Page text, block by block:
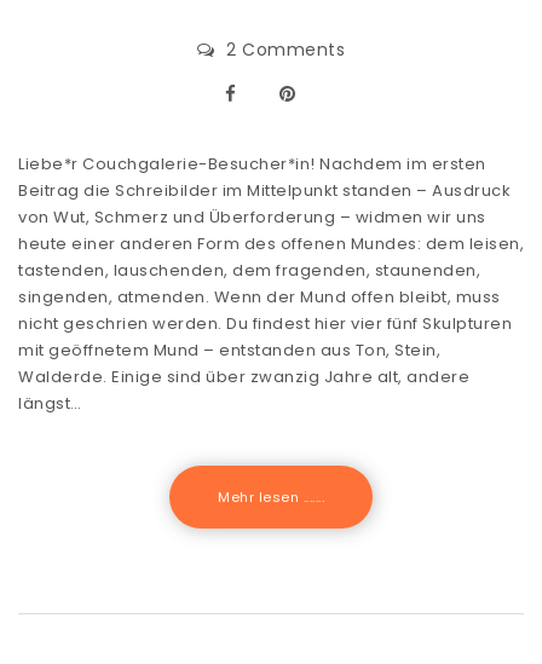
2 Comments
Liebe*r Couchgalerie-Besucher*in! Nachdem im ersten
Beitrag die Schreibilder im Mittelpunkt standen – Ausdruck
von Wut, Schmerz und Überforderung – widmen wir uns
heute einer anderen Form des offenen Mundes: dem leisen,
tastenden, lauschenden, dem fragenden, staunenden,
singenden, atmenden. Wenn der Mund offen bleibt, muss
nicht geschrien werden. Du findest hier vier fünf Skulpturen
mit geöffnetem Mund – entstanden aus Ton, Stein,
Walderde. Einige sind über zwanzig Jahre alt, andere
längst…
Mehr lesen .......